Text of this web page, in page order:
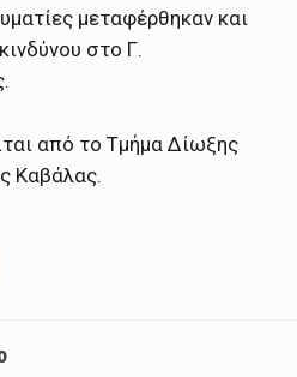
μεταφέρθηκαν και
στο Γ.
από το Τμήμα Δίωξης
Καβάλας.